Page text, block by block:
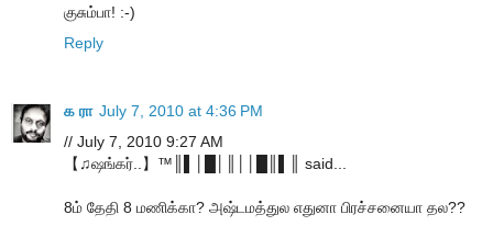
குசும்பா! :-)
Reply
க ரா July 7, 2010 at 4:36 PM
// July 7, 2010 9:27 AM
【♫ஷங்கர்..】™║▌│█│║││█║▌║ said...
8ம் தேதி 8 மணிக்கா? அஷ்டமத்துல எதுனா பிரச்சனையா தல??